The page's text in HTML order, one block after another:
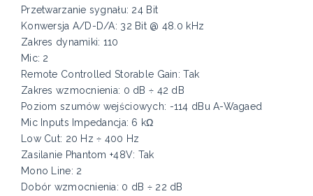
Przetwarzanie sygnału: 24 Bit
Konwersja A/D-D/A: 32 Bit @ 48.0 kHz
Zakres dynamiki: 110
Mic: 2
Remote Controlled Storable Gain: Tak
Zakres wzmocnienia: 0 dB ÷ 42 dB
Poziom szumów wejściowych: -114 dBu A-Wagaed
Mic Inputs Impedancja: 6 kΩ
Low Cut: 20 Hz ÷ 400 Hz
Zasilanie Phantom +48V: Tak
Mono Line: 2
Dobór wzmocnienia: 0 dB ÷ 22 dB